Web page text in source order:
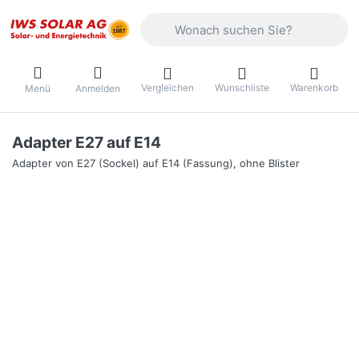
Menü Anmelden Vergleichen Wunschliste Warenkorb
Adapter E27 auf E14
Adapter von E27 (Sockel) auf E14 (Fassung), ohne Blister